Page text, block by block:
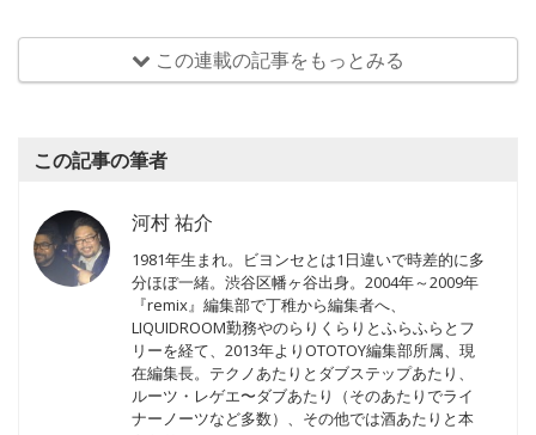
この連載の記事をもっとみる
この記事の筆者
河村 祐介
1981年生まれ。ビヨンセとは1日違いで時差的に多
分ほぼ一緒。渋谷区幡ヶ谷出身。2004年～2009年
『remix』編集部で丁稚から編集者へ、
LIQUIDROOM勤務やのらりくらりとふらふらとフ
リーを経て、2013年よりOTOTOY編集部所属、現
在編集長。テクノあたりとダブステップあたり、
ルーツ・レゲエ〜ダブあたり（そのあたりでライ
ナーノーツなど多数）、その他では酒あたりと本